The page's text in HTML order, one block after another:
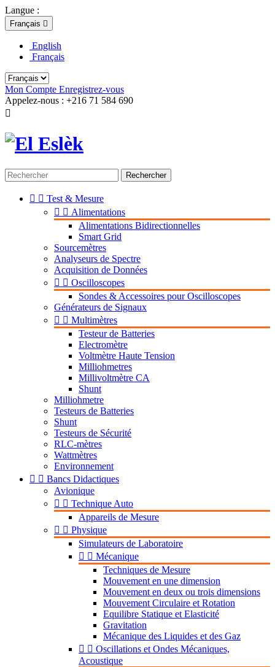
Langue :
Français 
English
Français
Mon Compte Enregistrez-vous
Appelez-nous : +216 71 584 690

Rechercher
  Test & Mesure
  Alimentations
Alimentations Bidirectionnelles
Smart Grid
Sourcemètres
Analyseurs de Spectre
Acquisition de Données
  Oscilloscopes
Sondes & Accessoires pour Oscilloscopes
Générateurs de Signaux
  Multimètres
Testeur de Batteries
Electromètre
Voltmètre Haute Tension
Milliohmetres
Millivoltmètre CA
Shunt
Milliohmetre
Testeurs de Batteries
Shunt
Testeurs de Sécurité
RLC-mètres
Wattmètres
Environnement
  Bancs Didactiques
Avionique
  Technique Auto
Appareils de Mesure
  Physique
Simulateurs de Laboratoire
  Mécanique
Techniques de Mesure
Mouvement en une dimension
Mouvement en deux ou trois dimensions
Mouvement Circulaire et Rotation
Equilibre Statique et Elasticité
Gravitation
Mécanique des Liquides et des Gaz
  Oscillations et Ondes Mécaniques,
Acoustique